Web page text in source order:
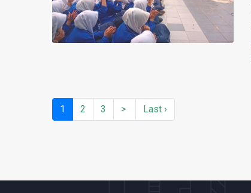
1 (current)
2 3 > Last ›